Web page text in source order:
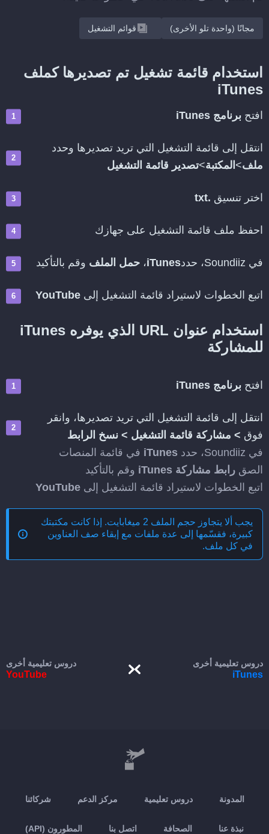
مجانًا (واحدة تلو الأخرى) قوائم التشغيل
استخدام قائمة تشغيل تم تصديرها كملف
iTunes
افتح برنامج iTunes
انتقل إلى قائمة التشغيل التي تريد تصديرها وحدد
ملف> المكتبة>تصدير قائمة التشغيل
اختر تنسيق .txt
احفظ ملف قائمة التشغيل على جهازك
في Soundiiz، حدد iTunes، حمل الملف وقم بالتأكيد
اتبع الخطوات لاستيراد قائمة التشغيل إلى YouTube
استخدام عنوان URL الذي يوفره iTunes
للمشاركة
افتح برنامج iTunes
انتقل إلى قائمة التشغيل التي تريد تصديرها، وانقر
فوق > مشاركة قائمة التشغيل > نسخ الرابط
في Soundiiz، حدد
iTunes في قائمة المنصات
الصق رابط مشاركة iTunes
وقم بالتأكيد
اتبع الخطوات لاستيراد قائمة التشغيل إلى YouTube
يجب ألا يتجاوز حجم الملف 2 ميغابايت. إذا كانت مكتبتك
كبيرة، فقسّمها إلى عدة ملفات مع إبقاء صف العناوين
في كل ملف.
دروس تعليمية أخرى
iTunes
دروس تعليمية أخرى
YouTube
المدونة دروس تعليمية مركز الدعم شركائنا
نبذة عنا الصحافة اتصل بنا المطورون (API)